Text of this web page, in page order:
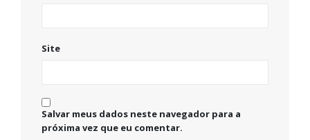
Site
Salvar meus dados neste navegador para a
próxima vez que eu comentar.